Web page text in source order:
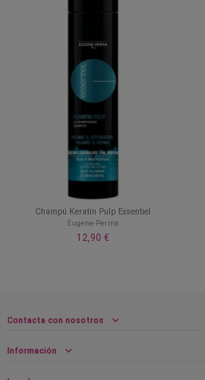
Champú Keratin Pulp Essentiel
Eugene-Perma
12,90 €
Contacta con nosotros
Información